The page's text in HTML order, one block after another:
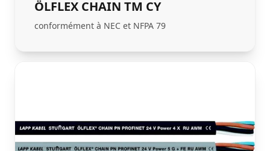
ÖLFLEX CHAIN TM CY
conformément à NEC et NFPA 79